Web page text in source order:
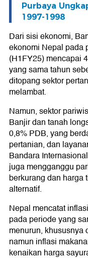
Purbaya
1997-1998
Dari sisi ekonomi,
ekonomi Nepal pada
(H1FY25) mencapai
yang sama tahun
ditopang sektor
melambat.
Namun, sektor
Banjir dan tanah
0,8% PDB, yang
pertanian, dan
Bandara
juga mengganggu
berkurang dan harga
alternatif.
Nepal mencatat
pada periode yang
menurun, khususnya
namun inflasi
kenaikan harga